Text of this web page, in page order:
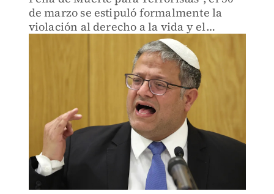
de marzo se estipuló formalmente la
violación al derecho a la vida y el
refuerzo del sistema de apartheid israelí
contra los palestinos.